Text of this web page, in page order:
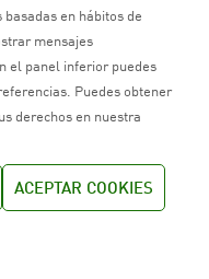
en hábitos de
mensajes
el panel inferior puedes
Puedes obtener
derechos en nuestra
ACEPTAR COOKIES